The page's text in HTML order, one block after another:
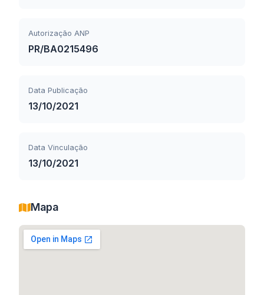
Autorização ANP
PR/BA0215496
Data Publicação
13/10/2021
Data Vinculação
13/10/2021
Mapa